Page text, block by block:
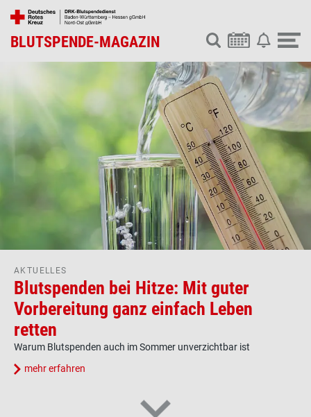
BLUTSPENDE-MAGAZIN
AKTUELLES
Blutspenden bei Hitze: Mit guter
Vorbereitung ganz einfach Leben
retten
Warum Blutspenden auch im Sommer unverzichtbar ist
mehr erfahren